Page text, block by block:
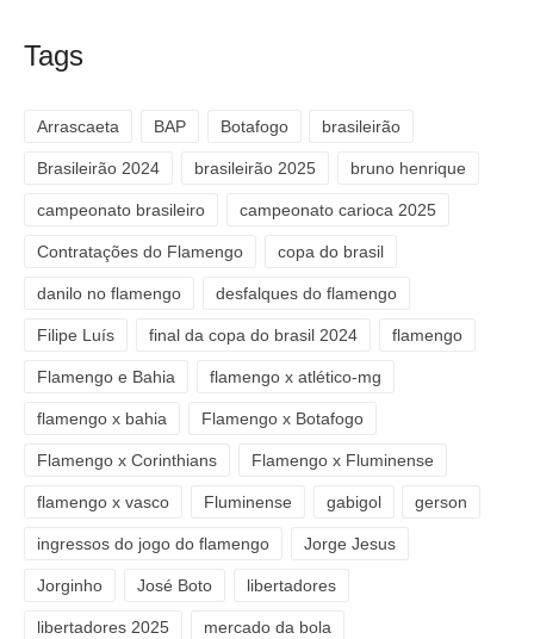
Tags
Arrascaeta BAP Botafogo brasileirão
Brasileirão 2024 brasileirão 2025 bruno henrique
campeonato brasileiro campeonato carioca 2025
Contratações do Flamengo copa do brasil
danilo no flamengo desfalques do flamengo
Filipe Luís final da copa do brasil 2024 flamengo
Flamengo e Bahia flamengo x atlético-mg
flamengo x bahia Flamengo x Botafogo
Flamengo x Corinthians Flamengo x Fluminense
flamengo x vasco Fluminense gabigol gerson
ingressos do jogo do flamengo Jorge Jesus
Jorginho José Boto libertadores
libertadores 2025 mercado da bola